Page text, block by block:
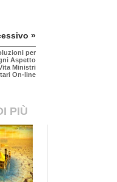
»
per
Aspetto
Ministri
On-line
PIÙ